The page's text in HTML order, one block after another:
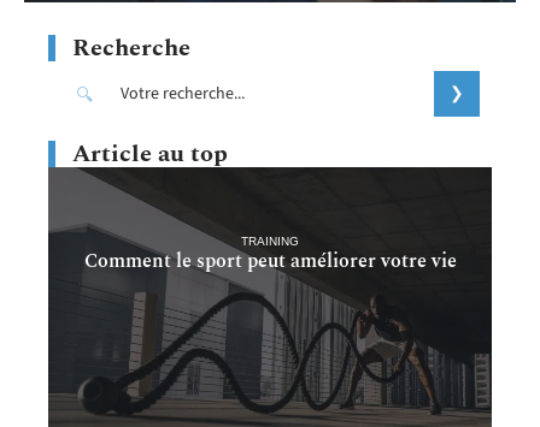
Recherche
Article au top
TRAINING
Comment le sport peut améliorer votre vie